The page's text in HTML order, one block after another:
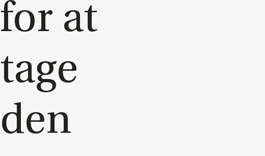
for at
tage
den